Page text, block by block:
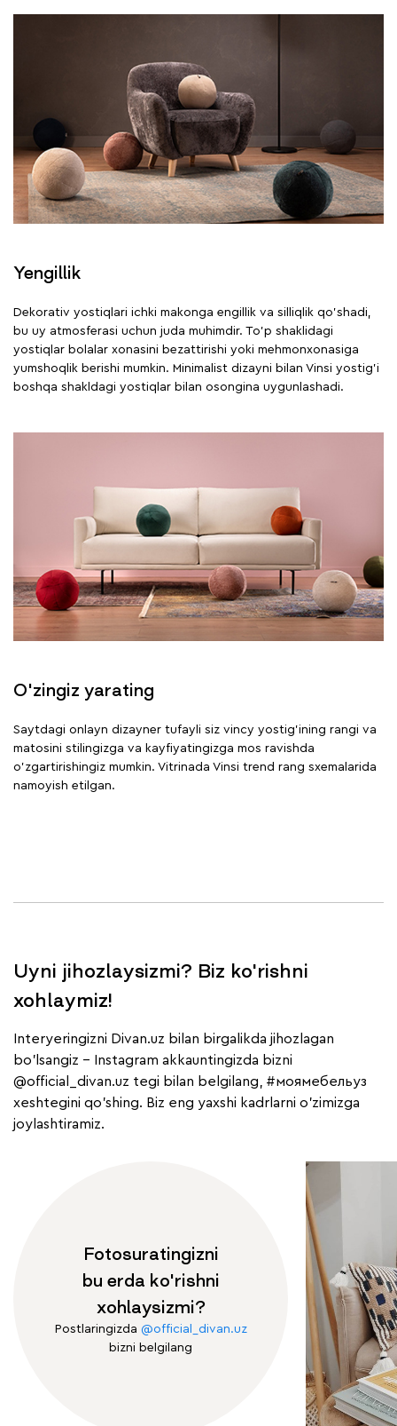
Yengillik
Dekorativ yostiqlari ichki makonga engillik va silliqlik qo'shadi,
bu uy atmosferasi uchun juda muhimdir. To'p shaklidagi
yostiqlar bolalar xonasini bezattirishi yoki mehmonxonasiga
yumshoqlik berishi mumkin. Minimalist dizayni bilan Vinsi yostig'i
boshqa shakldagi yostiqlar bilan osongina uygunlashadi.
O'zingiz yarating
Saytdagi onlayn dizayner tufayli siz vincy yostig'ining rangi va
matosini stilingizga va kayfiyatingizga mos ravishda
o'zgartirishingiz mumkin. Vitrinada Vinsi trend rang sxemalarida
namoyish etilgan.
Uyni jihozlaysizmi? Biz ko'rishni
xohlaymiz!
Interyeringizni Divan.uz bilan birgalikda jihozlagan
bo'lsangiz - Instagram akkauntingizda bizni
@official_divan.uz tegi bilan belgilang, #моямебельуз
xeshtegini qo'shing. Biz eng yaxshi kadrlarni o'zimizga
joylashtiramiz.
Fotosuratingizni
bu erda ko'rishni
xohlaysizmi?
Postlaringizda @official_divan.uz
bizni belgilang